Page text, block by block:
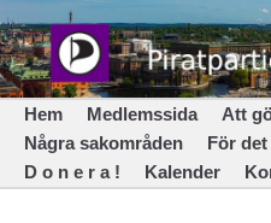
Hem Medlemssida Att
Några sakområden
För
D o n e r a !
Kalender